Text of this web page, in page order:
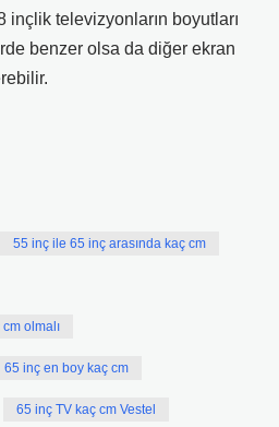
inçlik televizyonların boyutları
benzer olsa da diğer ekran
55 inç ile 65 inç arasında kaç cm
olmalı
65 inç en boy kaç cm
65 inç TV kaç cm Vestel